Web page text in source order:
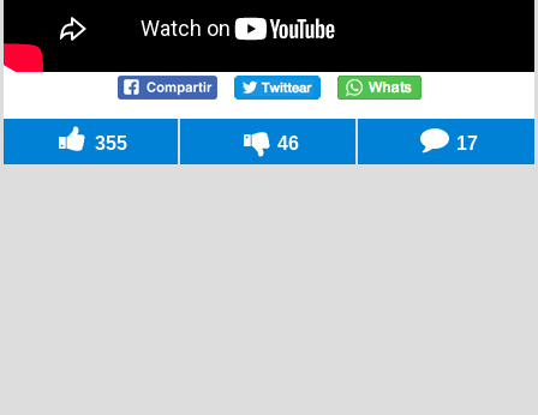
355 46 17